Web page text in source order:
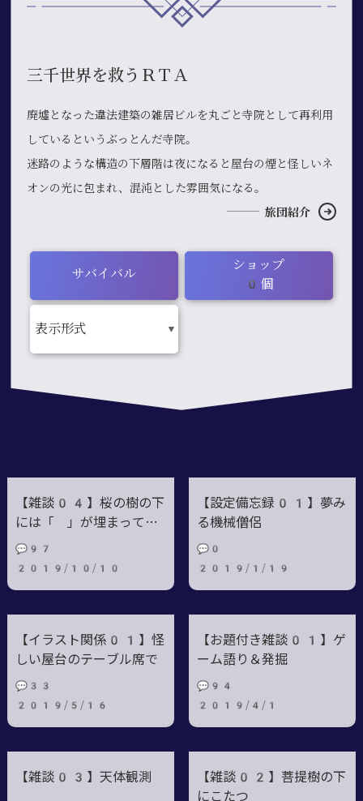
三千世界を救うＲＴＡ
廃墟となった違法建築の雑居ビルを丸ごと寺院として再利用
しているというぶっとんだ寺院。
迷路のような構造の下層階は夜になると屋台の煙と怪しいネ
オンの光に包まれ、混沌とした雰囲気になる。
旅団紹介
サバイバル
ショップ
0個
【雑談04】桜の樹の下
には「 」が埋まってい
る！
💬97
2019/10/10
【設定備忘録01】夢み
る機械僧侶
💬0
2019/1/19
【イラスト関係01】怪
しい屋台のテーブル席で
💬33
2019/5/16
【お題付き雑談01】ゲ
ーム語り＆発掘
💬94
2019/4/1
【雑談03】天体観測
【雑談02】菩提樹の下
にこたつ